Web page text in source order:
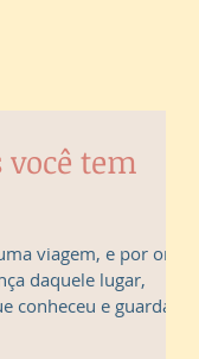
você tem
viagem, e por onde
daquele lugar,
conheceu e guarda...